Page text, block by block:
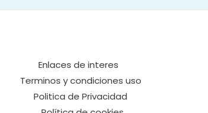
Enlaces de interes
Terminos y condiciones uso
Politica de Privacidad